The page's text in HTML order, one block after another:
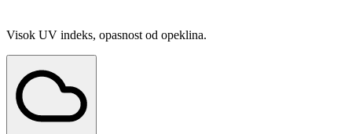
Visok UV indeks, opasnost od opeklina.